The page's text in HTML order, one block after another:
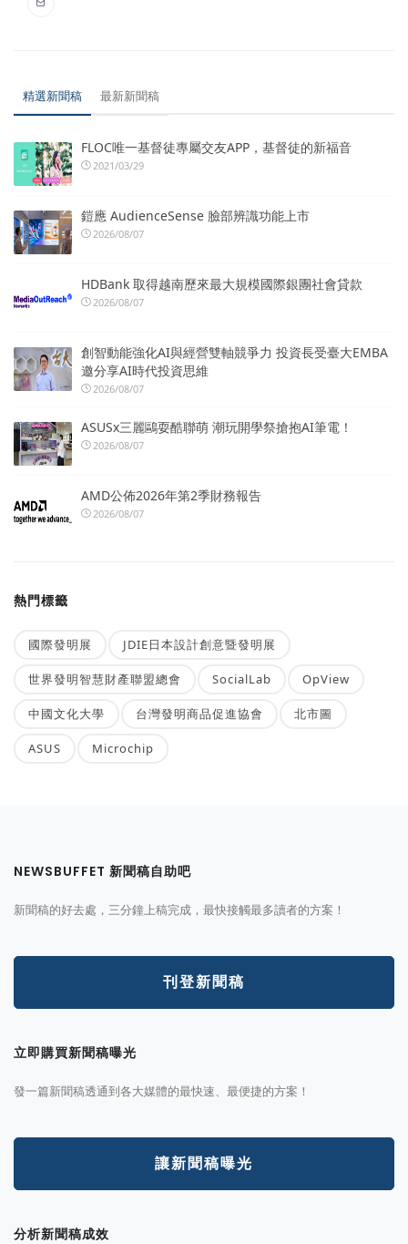
精選新聞稿 最新新聞稿
FLOC唯一基督徒專屬交友APP，基督徒的新福音
2021/03/29
鎧應 AudienceSense 臉部辨識功能上市
2026/08/07
HDBank 取得越南歷來最大規模國際銀團社會貸款
2026/08/07
創智動能強化AI與經營雙軸競爭力 投資長受臺大EMBA
邀分享AI時代投資思維
2026/08/07
ASUSx三麗鷗耍酷聯萌 潮玩開學祭搶抱AI筆電！
2026/08/07
AMD公佈2026年第2季財務報告
2026/08/07
熱門標籤
國際發明展 JDIE日本設計創意暨發明展
世界發明智慧財產聯盟總會 SocialLab OpView
中國文化大學 台灣發明商品促進協會 北市圖
ASUS Microchip
NEWSBUFFET 新聞稿自助吧
新聞稿的好去處，三分鐘上稿完成，最快接觸最多讀者的方案！
刊登新聞稿
立即購買新聞稿曝光
發一篇新聞稿透通到各大媒體的最快速、最便捷的方案！
讓新聞稿曝光
分析新聞稿成效